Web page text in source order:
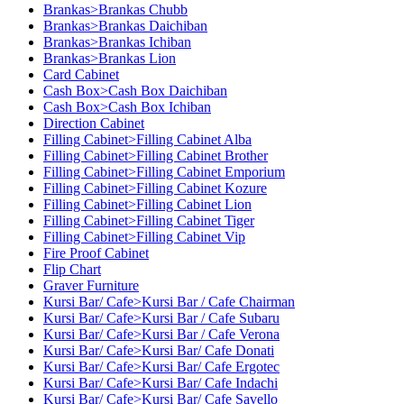
Brankas>Brankas Chubb
Brankas>Brankas Daichiban
Brankas>Brankas Ichiban
Brankas>Brankas Lion
Card Cabinet
Cash Box>Cash Box Daichiban
Cash Box>Cash Box Ichiban
Direction Cabinet
Filling Cabinet>Filling Cabinet Alba
Filling Cabinet>Filling Cabinet Brother
Filling Cabinet>Filling Cabinet Emporium
Filling Cabinet>Filling Cabinet Kozure
Filling Cabinet>Filling Cabinet Lion
Filling Cabinet>Filling Cabinet Tiger
Filling Cabinet>Filling Cabinet Vip
Fire Proof Cabinet
Flip Chart
Graver Furniture
Kursi Bar/ Cafe>Kursi Bar / Cafe Chairman
Kursi Bar/ Cafe>Kursi Bar / Cafe Subaru
Kursi Bar/ Cafe>Kursi Bar / Cafe Verona
Kursi Bar/ Cafe>Kursi Bar/ Cafe Donati
Kursi Bar/ Cafe>Kursi Bar/ Cafe Ergotec
Kursi Bar/ Cafe>Kursi Bar/ Cafe Indachi
Kursi Bar/ Cafe>Kursi Bar/ Cafe Savello